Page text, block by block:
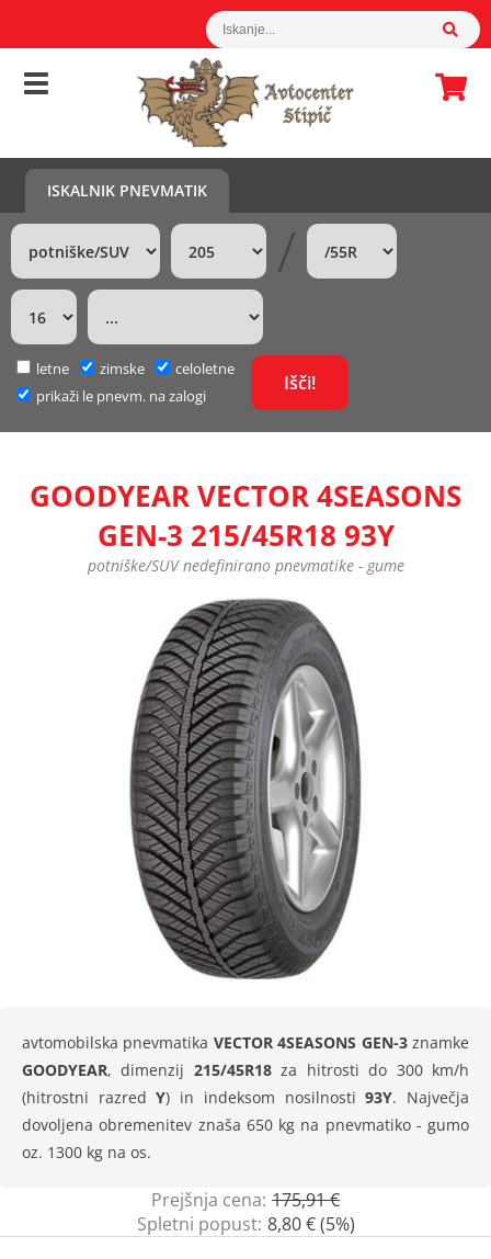
ISKALNIK PNEVMATIK
/
letne zimske
celoletne
prikaži le pnevm. na zalogi
GOODYEAR VECTOR 4SEASONS
GEN-3 215/45R18 93Y
potniške/SUV nedefinirano pnevmatike - gume
avtomobilska pnevmatika VECTOR 4SEASONS GEN-3znamke
GOODYEAR, dimenzij 215/45R18za hitrosti do 300 km/h
(hitrostni razredY) in indeksom nosilnosti93Y. Največja
dovoljena obremenitev znaša 650 kg na pnevmatiko - gumo
oz. 1300 kg na os.
Prejšnja cena: 175,91 €
Spletni popust: 8,80 € (5%)